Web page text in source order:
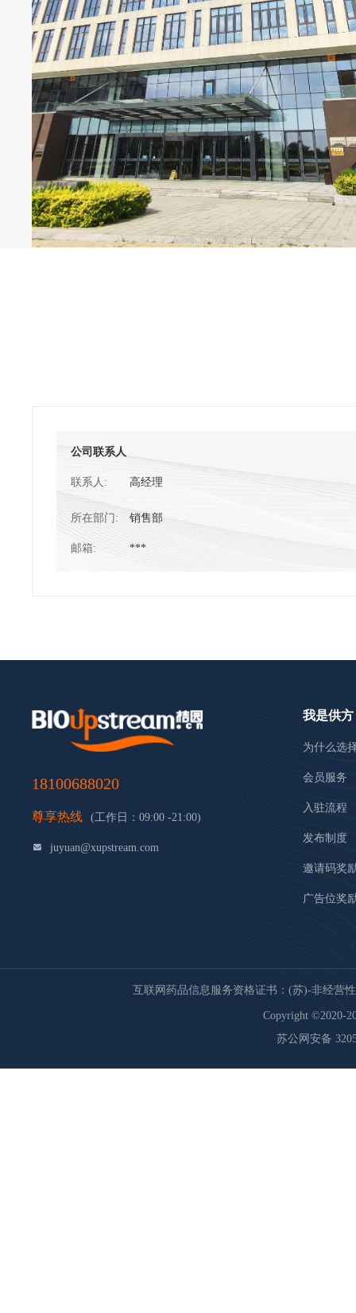
公司联系人
联系人: 高经理
所在部门: 销售部
邮箱: ***
18100688020
尊享热线 (工作日：09:00 -21:00)
juyuan@xupstream.com
我是供方
为什么选
会员服务
入驻流程
发布制度
邀请码奖
广告位奖
互联网药品信息服务资格证书：(苏)-非经营性
Copyright ©2020-
苏公网安备